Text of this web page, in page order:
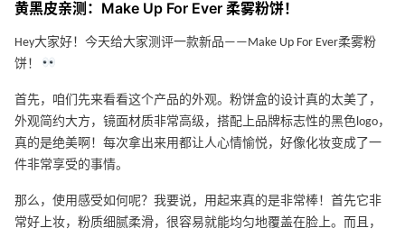
黄黑皮亲测：Make Up For Ever 柔雾粉饼！
Hey大家好！今天给大家测评一款新品——Make Up For Ever柔雾粉
饼！
首先，咱们先来看看这个产品的外观。粉饼盒的设计真的太美了，
外观简约大方，镜面材质非常高级，搭配上品牌标志性的黑色logo，
真的是绝美啊！每次拿出来用都让人心情愉悦，好像化妆变成了一
件非常享受的事情。
那么，使用感受如何呢？我要说，用起来真的是非常棒！首先它非
常好上妆，粉质细腻柔滑，很容易就能均匀地覆盖在脸上。而且，